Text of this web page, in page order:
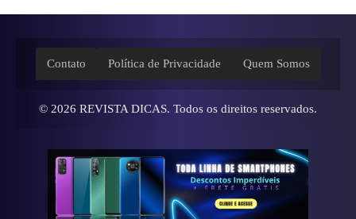
Contato Política de Privacidade Quem Somos
© 2026 REVISTA DICAS. Todos os direitos reservados.